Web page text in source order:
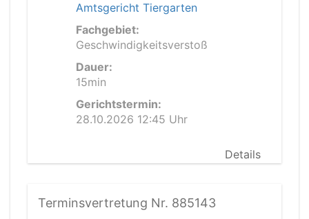
Amtsgericht Tiergarten
Fachgebiet:
Geschwindigkeitsverstoß
Dauer:
15min
Gerichtstermin:
28.10.2026 12:45 Uhr
Details
Terminsvertretung Nr. 885143